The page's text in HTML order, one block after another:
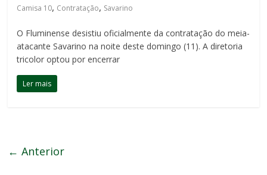
Camisa 10, Contratação, Savarino
O Fluminense desistiu oficialmente da contratação do meia-
atacante Savarino na noite deste domingo (11). A diretoria
tricolor optou por encerrar
Ler mais
← Anterior